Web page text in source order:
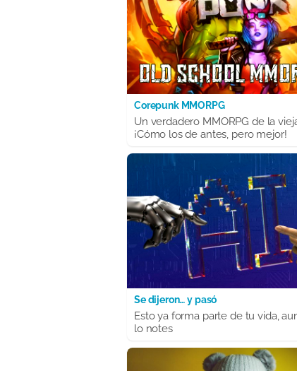
Corepunk MMORPG
Un verdadero MMORPG de la
¡Cómo los de antes, pero mejor!
Se dijeron… y pasó
Esto ya forma parte de tu vida,
lo notes